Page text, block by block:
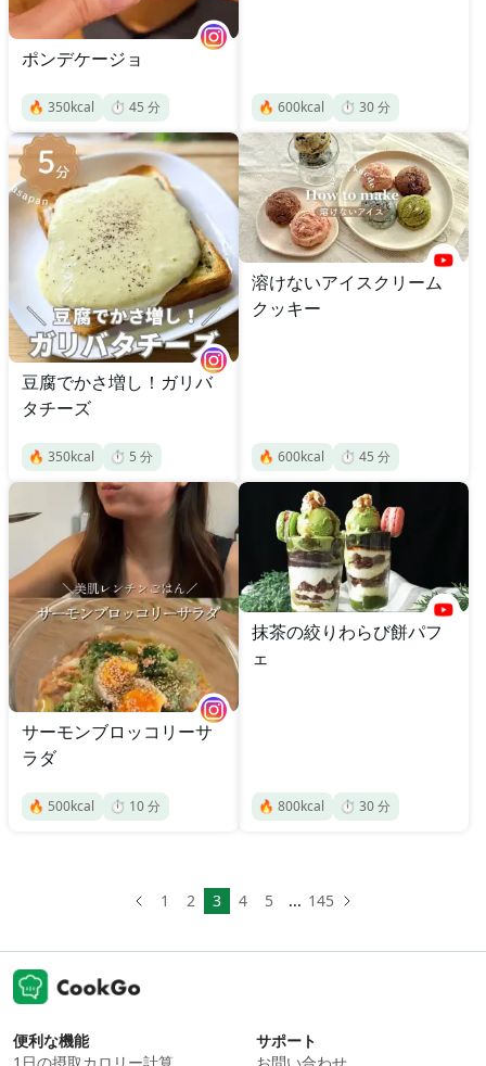
ポンデケージョ
🔥 350kcal ⏱️ 45 分 🔥 600kcal ⏱️ 30分
豆腐でかさ増し！ガリバ
タチーズ
🔥 350kcal ⏱️ 5 分
溶けないアイスクリーム
クッキー
🔥 600kcal ⏱️ 45 分
サーモンブロッコリーサ
ラダ
🔥 500kcal ⏱️ 10分
抹茶の絞りわらび餅パフ
ェ
🔥 800kcal ⏱️ 30分
1 2 3 4 5 ... 145
便利な機能
サポート